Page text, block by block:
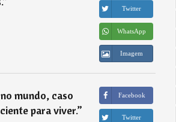
Twitter
WhatsApp
Imagem
mundo, caso
para viver.”
Facebook
Twitter